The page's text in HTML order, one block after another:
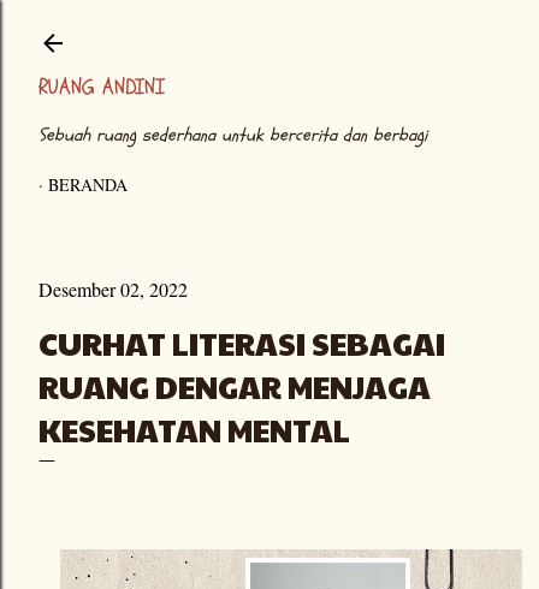
RUANG ANDINI
Sebuah ruang sederhana untuk bercerita dan berbagi
BERANDA
Desember 02, 2022
CURHAT LITERASI SEBAGAI
RUANG DENGAR MENJAGA
KESEHATAN MENTAL